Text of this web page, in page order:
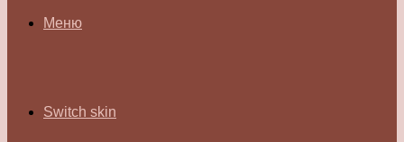
Меню
Switch skin